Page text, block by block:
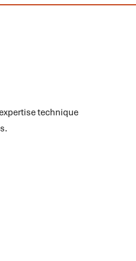
technique